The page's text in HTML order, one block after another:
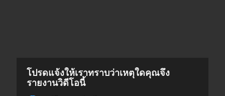
โปรดแจ้งให้เราทราบว่าเหตุใดคุณจึง
รายงานวิดีโอนี้